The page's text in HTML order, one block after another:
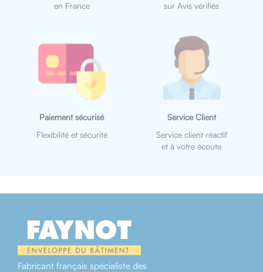
en France
sur Avis vérifiés
Paiement sécurisé
Flexibilité et sécurité
Service Client
Service client réactif
et à votre écoute
Fabricant français spécialiste des